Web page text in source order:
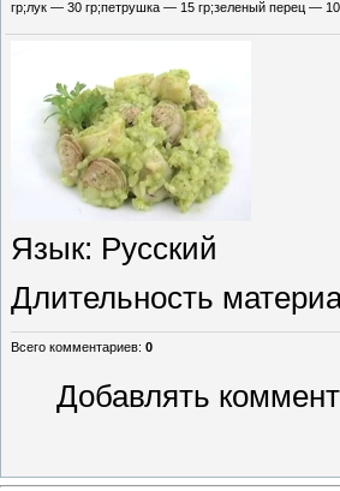
гр;лук — 30 гр;петрушка — 15 гр;зеленый перец —
Язык: Русский
Длительность
Всего комментариев: 0
Добавлять